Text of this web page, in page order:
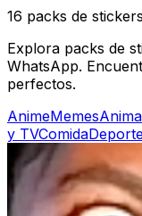
16 packs de
Explora packs de
WhatsApp.
perfectos.
AnimeMemes
y TVComida